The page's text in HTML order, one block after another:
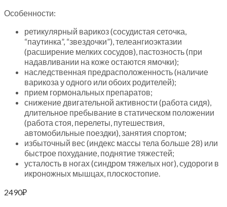
Особенности:
ретикулярный варикоз (сосудистая сеточка,
“паутинка”, “звездочки”), телеангиоэктазии
(расширение мелких сосудов), пастозность (при
надавливании на коже остаются ямочки);
наследственная предрасположенность (наличие
варикоза у одного или обоих родителей);
прием гормональных препаратов;
снижение двигательной активности (работа сидя),
длительное пребывание в статическом положении
(работа стоя, перелеты, путешествия,
автомобильные поездки), занятия спортом;
избыточный вес (индекс массы тела больше 28) или
быстрое похудание, поднятие тяжестей;
усталость в ногах (синдром тяжелых ног), судороги в
икроножных мышцах, плоскостопие.
2490₽